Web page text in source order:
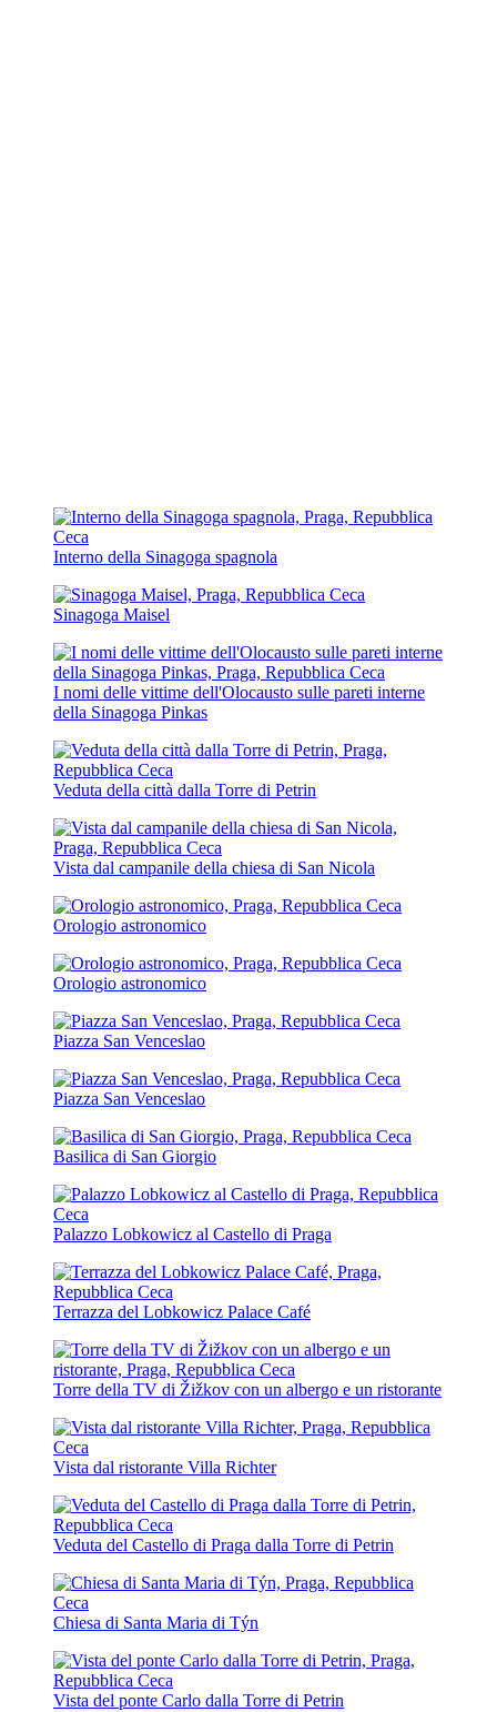
Interno della Sinagoga spagnola
Sinagoga Maisel
I nomi delle vittime dell'Olocausto sulle pareti interne
della Sinagoga Pinkas
Veduta della città dalla Torre di Petrin
Vista dal campanile della chiesa di San Nicola
Orologio astronomico
Orologio astronomico
Piazza San Venceslao
Piazza San Venceslao
Basilica di San Giorgio
Palazzo Lobkowicz al Castello di Praga
Terrazza del Lobkowicz Palace Café
Torre della TV di Žižkov con un albergo e un ristorante
Vista dal ristorante Villa Richter
Veduta del Castello di Praga dalla Torre di Petrin
Chiesa di Santa Maria di Týn
Vista del ponte Carlo dalla Torre di Petrin